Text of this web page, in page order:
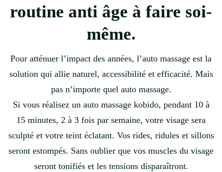
routine anti âge à faire soi-
même.
Pour atténuer l’impact des années, l’auto massage est la
solution qui allie naturel, accessibilité et efficacité. Mais
pas n’importe quel auto massage.
Si vous réalisez un automassage kobido, pendant 10 à
15 minutes, 2 à 3 fois par semaine, votre visage sera
sculpté et votre teint éclatant. Vos rides, ridules et sillons
seront estompés. Sans oublier que vos muscles du visage
seront tonifiés et les tensions disparaîtront.